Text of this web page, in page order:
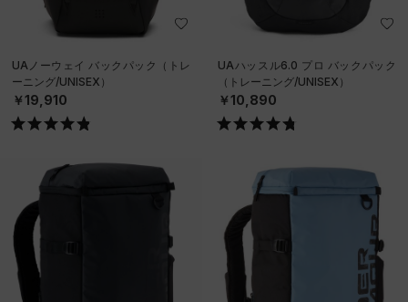
UAノーウェイ バックパック（トレ
ーニング/UNISEX）
￥19,910
UAハッスル6.0 プロ バックパック
（トレーニング/UNISEX）
￥10,890